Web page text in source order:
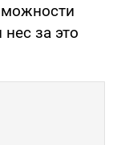
за это